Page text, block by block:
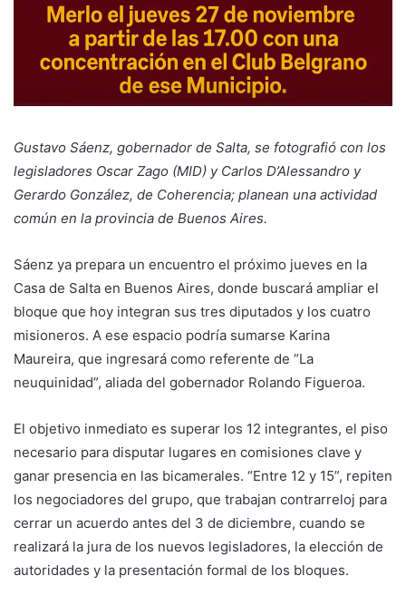
Gustavo Sáenz, gobernador de Salta, se fotografió con los
legisladores Oscar Zago (MID) y Carlos D’Alessandro y
Gerardo González, de Coherencia; planean una actividad
común en la provincia de Buenos Aires.
Sáenz ya prepara un encuentro el próximo jueves en la
Casa de Salta en Buenos Aires, donde buscará ampliar el
bloque que hoy integran sus tres diputados y los cuatro
misioneros. A ese espacio podría sumarse Karina
Maureira, que ingresará como referente de “La
neuquinidad”, aliada del gobernador Rolando Figueroa.
El objetivo inmediato es superar los 12 integrantes, el piso
necesario para disputar lugares en comisiones clave y
ganar presencia en las bicamerales. “Entre 12 y 15”, repiten
los negociadores del grupo, que trabajan contrarreloj para
cerrar un acuerdo antes del 3 de diciembre, cuando se
realizará la jura de los nuevos legisladores, la elección de
autoridades y la presentación formal de los bloques.